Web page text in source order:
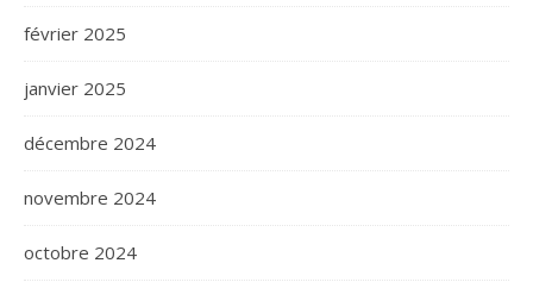
février 2025
janvier 2025
décembre 2024
novembre 2024
octobre 2024